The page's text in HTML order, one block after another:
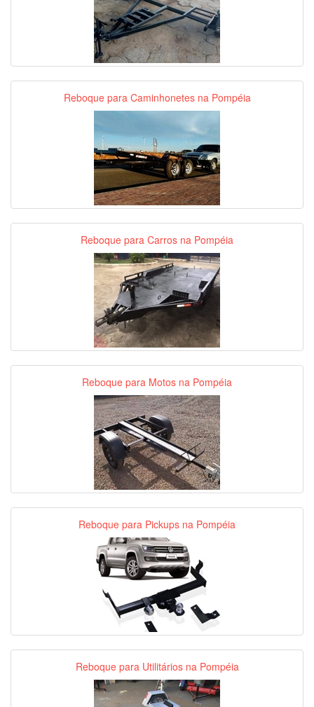
Reboque para Caminhonetes na Pompéia
Reboque para Carros na Pompéia
Reboque para Motos na Pompéia
Reboque para Pickups na Pompéia
Reboque para Utilitários na Pompéia